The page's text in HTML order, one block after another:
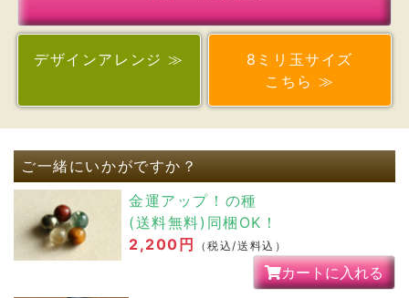
デザインアレンジ ≫
8ミリ玉サイズ
こちら ≫
ご一緒にいかがですか？
金運アップ！の種
(送料無料)同梱OK！
2,200円
（税込/送料込）
カートに入れる